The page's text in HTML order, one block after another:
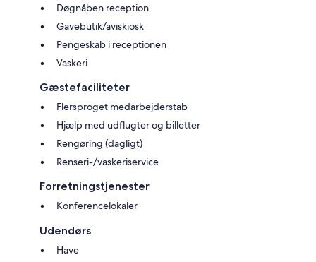
Døgnåben reception
Gavebutik/aviskiosk
Pengeskab i receptionen
Vaskeri
Gæstefaciliteter
Flersproget medarbejderstab
Hjælp med udflugter og billetter
Rengøring (dagligt)
Renseri-/vaskeriservice
Forretningstjenester
Konferencelokaler
Udendørs
Have